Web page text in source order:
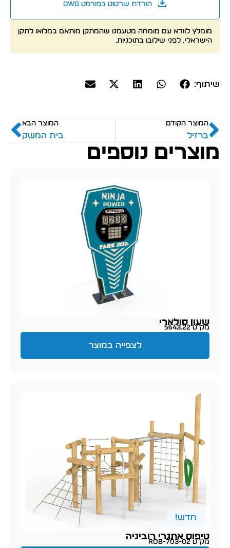
הורדת שרטוט בפורמט dwg
מומלץ לוודא עם מומחה מטעמנו שהמתקן מותאם במלואו לתקן
הישראלי, לפני שילובו בתוכניות.
שיתוף:
המוצר הקודם
ברזיל
המוצר הבא
בית המשק
מוצרים נוספים
שעון סולארי
מק״ט 5643.22
לצפייה במוצר
חדש!
טיפוס אתגרי רוביניה
מק״ט 02-ROB-703